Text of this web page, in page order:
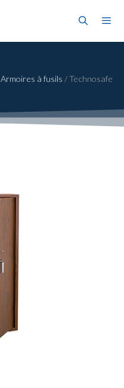
Armoires à fusils /Technosafe